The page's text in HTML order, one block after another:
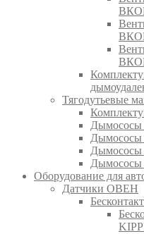
Тягодутьевые
Оборудование для
Датчики ОВЕН